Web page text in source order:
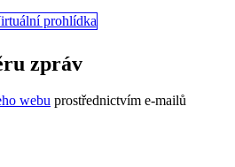
zpráv
webu prostřednictvím e-mailů